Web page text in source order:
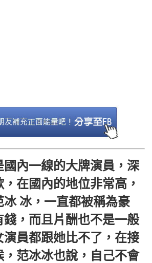
國內一線的大牌演員，深
在國內的地位非常高，
冰 冰，一直都被稱為豪
錢，而且片酬也不是一般
演員都跟她比不了，在接
，范冰冰也說，自己不會